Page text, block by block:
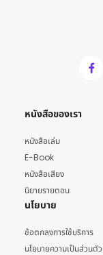
หนังสือของเรา
หนังสือเล่ม
E-Book
หนังสือเสียง
นิยายรายตอน
นโยบาย
ข้อตกลงการใช้บริการ
นโยบายความเป็นส่วนตัว